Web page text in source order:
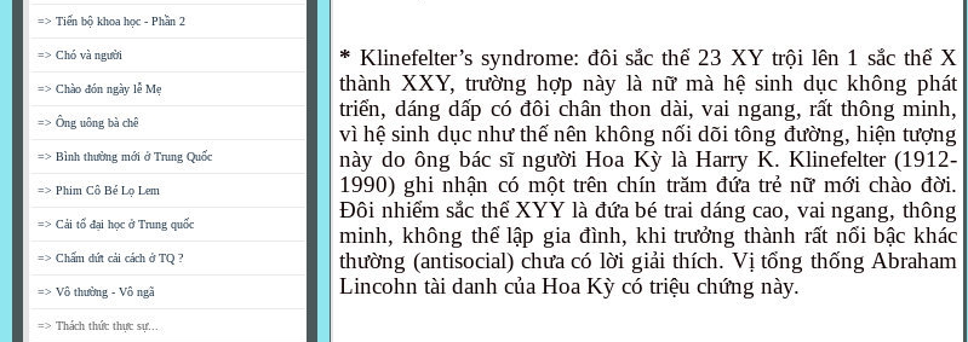
=> Tiến bộ khoa học - Phần 2
=> Chó và người
=> Chào đón ngày lễ Mẹ
=> Ông uông bà chê
=> Bình thường mới ở Trung Quốc
=> Phim Cô Bé Lọ Lem
=> Cải tổ đại học ở Trung quốc
=> Chấm dứt cải cách ở TQ ?
=> Vô thường - Vô ngã
=> Thách thức thực sự...
* Klinefelter’s syndrome: đôi sắc thể 23 XY trội lên 1 sắc thể X
thành XXY, trường hợp này là nữ mà hệ sinh dục không phát
triển, dáng dấp có đôi chân thon dài, vai ngang, rất thông minh,
vì hệ sinh dục như thế nên không nối dõi tông đường, hiện tượng
này do ông bác sĩ người Hoa Kỳ là Harry K. Klinefelter (1912-
1990) ghi nhận có một trên chín trăm đứa trẻ nữ mới chào đời.
Đôi nhiểm sắc thể XYY là đứa bé trai dáng cao, vai ngang, thông
minh, không thể lập gia đình, khi trưởng thành rất nổi bậc khác
thường (antisocial) chưa có lời giải thích. Vị tổng thống Abraham
Lincohn tài danh của Hoa Kỳ có triệu chứng này.